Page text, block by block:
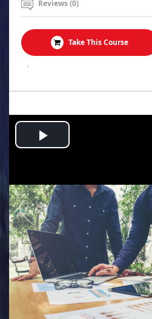
Reviews (0)
Take This Course
.
Play